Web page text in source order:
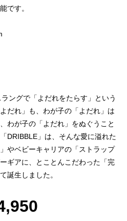
です。
ングで「よだれをたらす」という
だれ」も、わが子の「よだれ」は
わが子の「よだれ」をぬぐうこと
DRIBBLE」は、そんな愛に溢れた
やベビーキャリアの「ストラップ
ギアに、とことんこだわった「完
誕生しました。